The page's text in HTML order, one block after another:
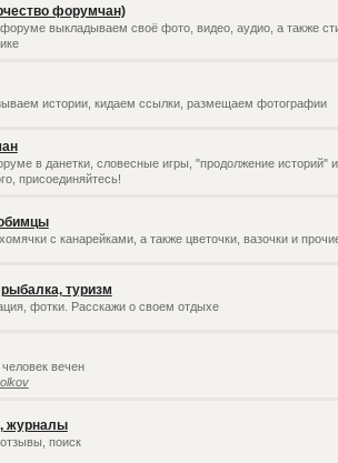
форумчан)
выкладываем своё фото, видео, аудио, а также
истории, кидаем ссылки, размещаем фотографии
в данетки, словесные игры, "продолжение историй"
присоединяйтесь!
с канарейками, а также цветочки, вазочки и
туризм
фотки. Расскажи о своем отдыхе
вечен
журналы
поиск